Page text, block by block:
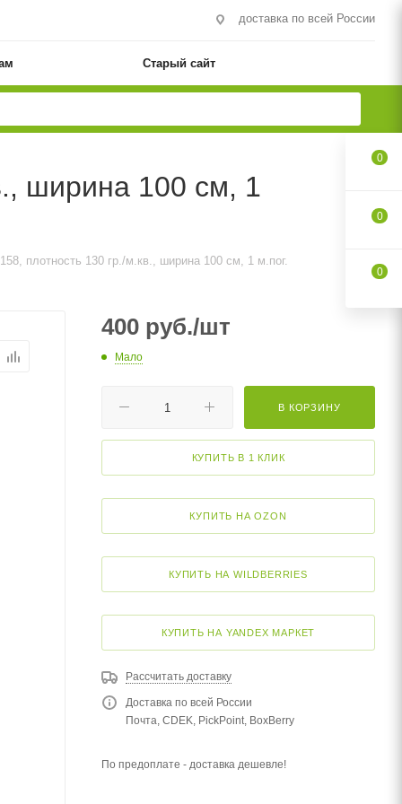
доставка по всей России
Старый сайт
ширина 100 см, 1
плотность 130 гр./м.кв., ширина 100 см, 1 м.пог.
400 руб./шт
Мало
В КОРЗИНУ
КУПИТЬ В 1 КЛИК
КУПИТЬ НА OZON
КУПИТЬ НА WILDBERRIES
КУПИТЬ НА YANDEX МАРКЕТ
Рассчитать доставку
Доставка по всей России
Почта, CDEK, PickPoint, BoxBerry
По предоплате - доставка дешевле!
0
0
0